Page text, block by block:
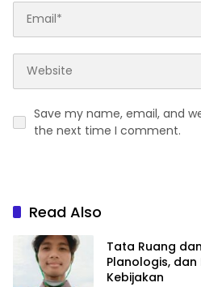
Save my name, email, and
the next time I comment.
Read Also
Tata Ruang
Planologis,
Kebijakan